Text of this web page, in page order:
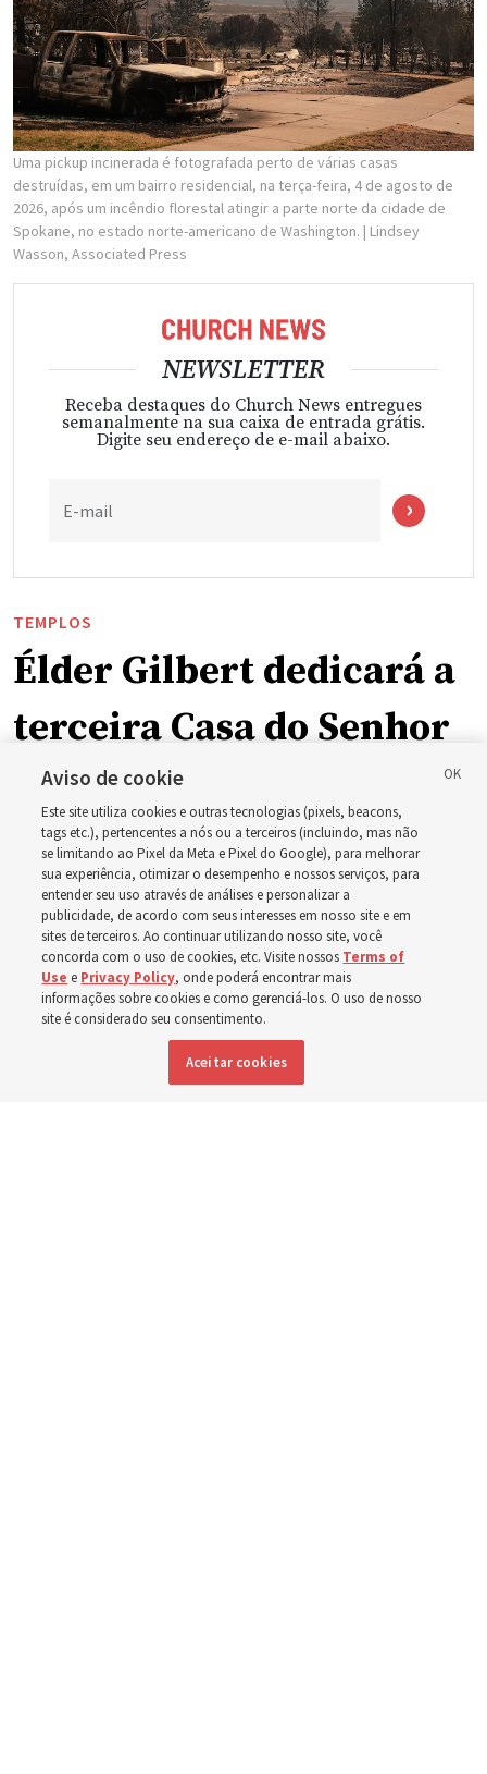
Uma pickup incinerada é fotografada perto de várias casas
destruídas, em um bairro residencial, na terça-feira, 4 de agosto de
2026, após um incêndio florestal atingir a parte norte da cidade de
Spokane, no estado norte-americano de Washington. | Lindsey
Wasson, Associated Press
NEWSLETTER
Receba destaques do Church News entregues
semanalmente na sua caixa de entrada grátis.
Digite seu endereço de e-mail abaixo.
E-mail
TEMPLOS
Élder Gilbert dedicará a
terceira Casa do Senhor
em Wyoming
A dedicação do Templo Cody Wyoming em outubro será
a primeira realizada por Élder Clark G. Gilbert
7 agosto 2026, 2:40 p.m. MDT Compartilhar
Aviso de cookie
Este site utiliza cookies e outras tecnologias (pixels, beacons,
tags etc.), pertencentes a nós ou a terceiros (incluindo, mas não
se limitando ao Pixel da Meta e Pixel do Google), para melhorar
sua experiência, otimizar o desempenho e nossos serviços, para
entender seu uso através de análises e personalizar a
publicidade, de acordo com seus interesses em nosso site e em
sites de terceiros. Ao continuar utilizando nosso site, você
concorda com o uso de cookies, etc. Visite nossos Terms of
Use e Privacy Policy, onde poderá encontrar mais
informações sobre cookies e como gerenciá-los. O uso de nosso
site é considerado seu consentimento.
Aceitar cookies